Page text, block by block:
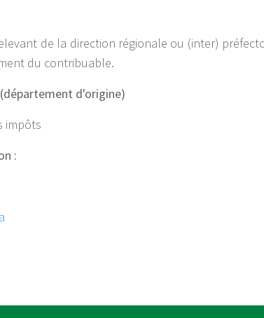
de la direction régionale ou (inter)
du contribuable.
d'origine)
impôts
: